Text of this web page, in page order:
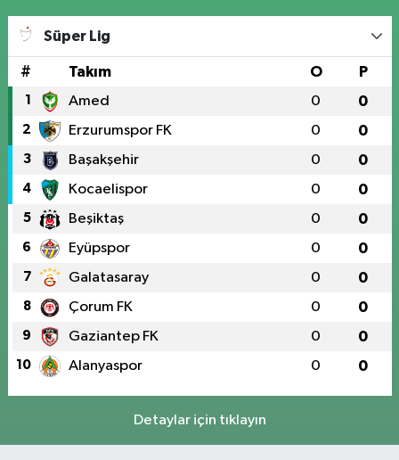
Süper Lig
# Takım O P
1 Amed 0 0
2 Erzurumspor FK 0 0
3 Başakşehir 0 0
4 Kocaelispor 0 0
5 Beşiktaş 0 0
6 Eyüpspor 0 0
7 Galatasaray 0 0
8 Çorum FK 0 0
9 Gaziantep FK 0 0
10 Alanyaspor 0 0
Detaylar için tıklayın